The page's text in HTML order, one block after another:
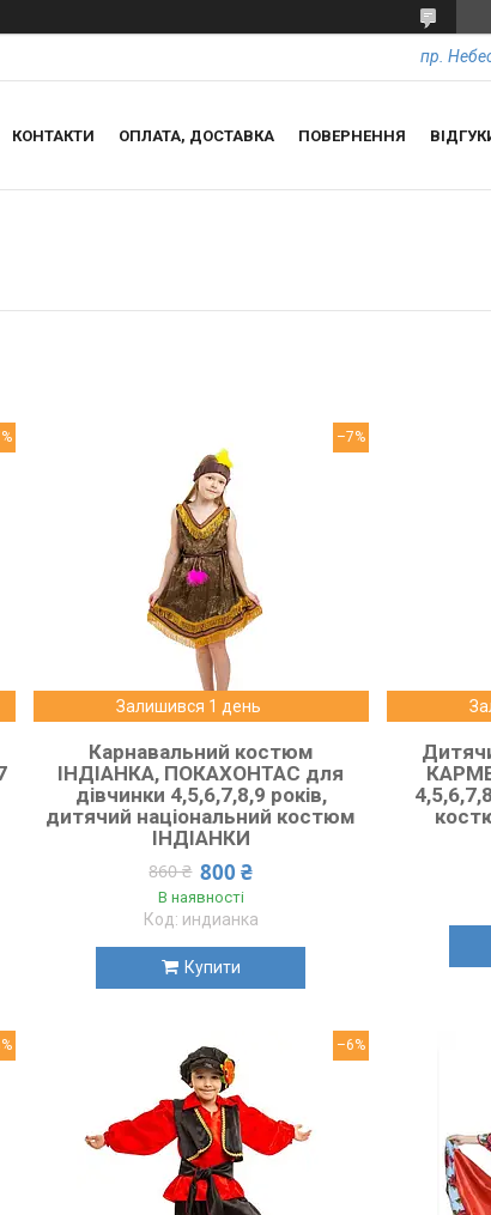
пр.
КОНТАКТИ ОПЛАТА, ДОСТАВКА ПОВЕРНЕННЯ
–7%
Залишився 1 день
Карнавальний костюм
ІНДІАНКА, ПОКАХОНТАС для
дівчинки 4,5,6,7,8,9 років,
дитячий національний костюм
ІНДІАНКИ
860 ₴ 800 ₴
В наявності
индианка
Купити
–6%